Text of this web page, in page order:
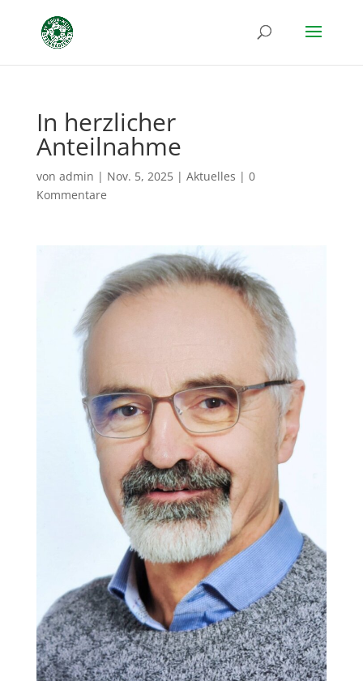
In herzlicher
Anteilnahme
von admin | Nov. 5, 2025| Aktuelles | 0
Kommentare